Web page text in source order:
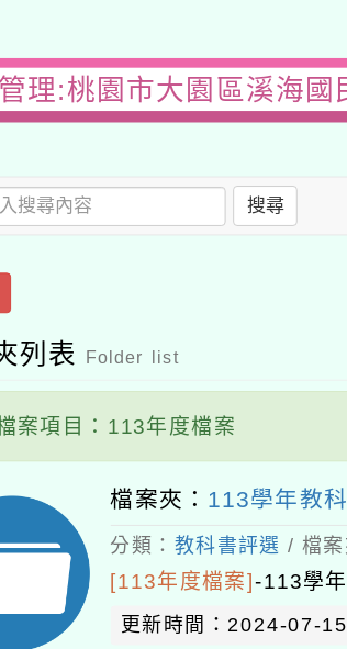
理:桃園市大園區溪海國
搜尋
列表 Folder list
案項目：113年度檔案
檔案夾： 113學年教
分類： 教科書評選 / 檔案
[113年度檔案]-113學
更新時間：2024-07-